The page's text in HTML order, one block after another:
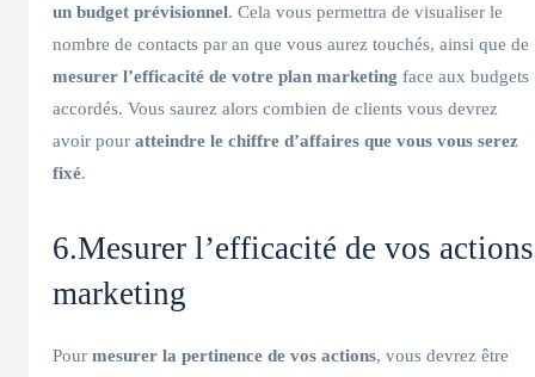
un budget prévisionnel. Cela vous permettra de visualiser le
nombre de contacts par an que vous aurez touchés, ainsi que de
mesurer l’efficacité de votre plan marketing face aux budgets
accordés. Vous saurez alors combien de clients vous devrez
avoir pour atteindre le chiffre d’affaires que vous vous serez
fixé.
6.Mesurer l’efficacité de vos actions
marketing
Pour mesurer la pertinence de vos actions, vous devrez être